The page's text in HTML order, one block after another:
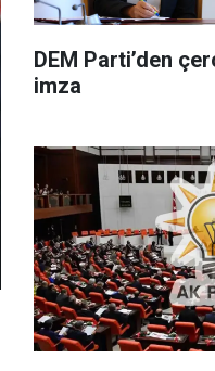
DEM Parti’den
imza